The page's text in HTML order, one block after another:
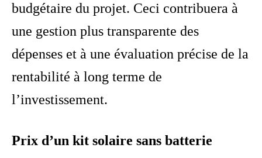
budgétaire du projet. Ceci contribuera à
une gestion plus transparente des
dépenses et à une évaluation précise de la
rentabilité à long terme de
l’investissement.
Prix d’un kit solaire sans batterie